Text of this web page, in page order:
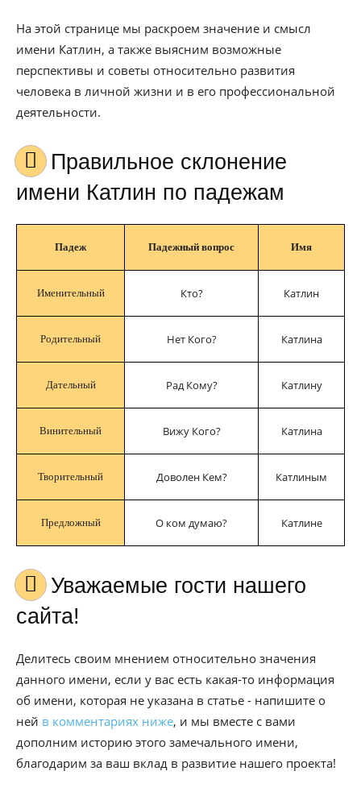
На этой странице мы раскроем значение и смысл
имени Катлин, а также выясним возможные
перспективы и советы относительно развития
человека в личной жизни и в его профессиональной
деятельности.
Правильное склонение
имени Катлин по падежам
Падеж Падежный вопрос Имя
Именительный Кто? Катлин
Родительный Нет Кого? Катлина
Дательный Рад Кому? Катлину
Винительный Вижу Кого? Катлина
Творительный Доволен Кем? Катлиным
Предложный О ком думаю? Катлине
Уважаемые гости нашего
сайта!
Делитесь своим мнением относительно значения
данного имени, если у вас есть какая-то информация
об имени, которая не указана в статье - напишите о
ней в комментариях ниже, и мы вместе с вами
дополним историю этого замечального имени,
благодарим за ваш вклад в развитие нашего проекта!